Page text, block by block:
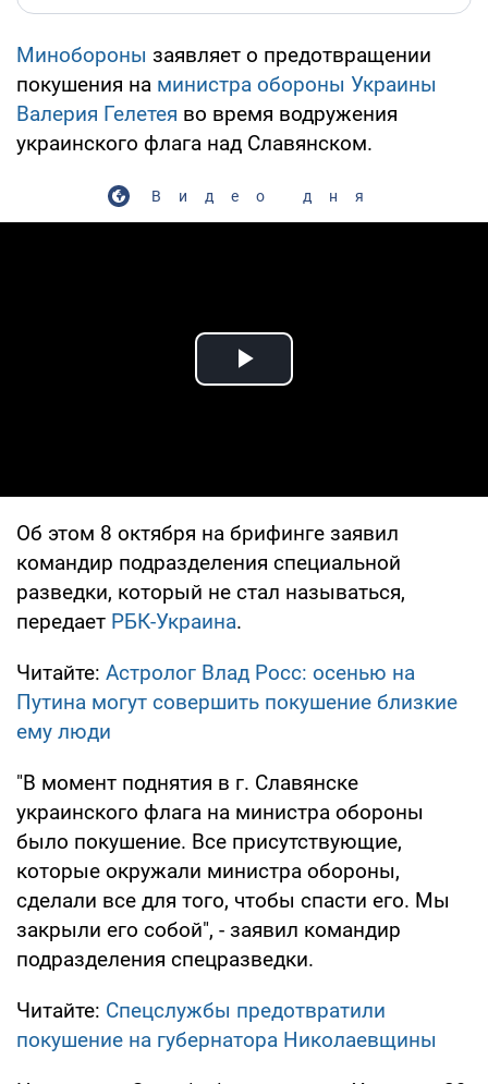
Минобороны заявляет о предотвращении
покушения на министра обороны Украины
Валерия Гелетея во время водружения
украинского флага над Славянском.
Видео дня
Play Video
Об этом 8 октября на брифинге заявил
командир подразделения специальной
разведки, который не стал называться,
передает РБК-Украина.
Читайте: Астролог Влад Росс: осенью на
Путина могут совершить покушение близкие
ему люди
"В момент поднятия в г. Славянске
украинского флага на министра обороны
было покушение. Все присутствующие,
которые окружали министра обороны,
сделали все для того, чтобы спасти его. Мы
закрыли его собой", - заявил командир
подразделения спецразведки.
Читайте: Спецслужбы предотвратили
покушение на губернатора Николаевщины